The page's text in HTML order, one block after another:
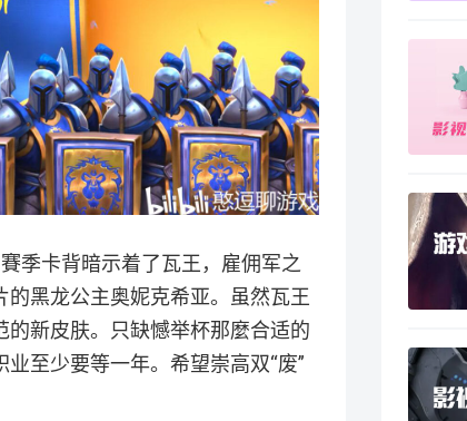
季卡背暗示着了瓦王，雇佣军之
黑龙公主奥妮克希亚。虽然瓦王
新皮肤。只缺憾举杯那麼合适的
至少要等一年。希望崇高双“废”